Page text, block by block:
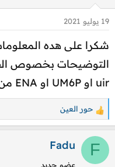
19 يوليو 2021
شكرا على هده
التوضيحات بخصوص
uir او UM6P او ENA من ناحية سوق الشغل
ا
ل
ت
حور العين
F
Fadu
عضو جديد